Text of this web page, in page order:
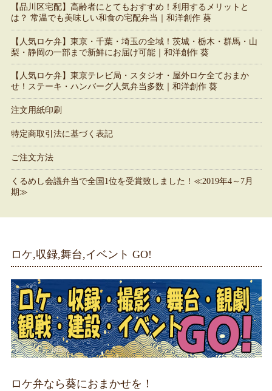
【品川区宅配】高齢者にとてもおすすめ！利用するメリットと
は？ 常温でも美味しい和食の宅配弁当｜和洋創作 葵
【人気ロケ弁】東京・千葉・埼玉の全域！茨城・栃木・群馬・山
梨・静岡の一部まで新鮮にお届け可能｜和洋創作 葵
【人気ロケ弁】東京テレビ局・スタジオ・屋外ロケ全ておまか
せ！ステーキ・ハンバーグ人気弁当多数｜和洋創作 葵
注文用紙印刷
特定商取引法に基づく表記
ご注文方法
くるめし会議弁当で全国1位を受賞致しました！≪2019年4～7月
期≫
ロケ,収録,舞台,イベント GO!
ロケ弁なら葵におまかせを！